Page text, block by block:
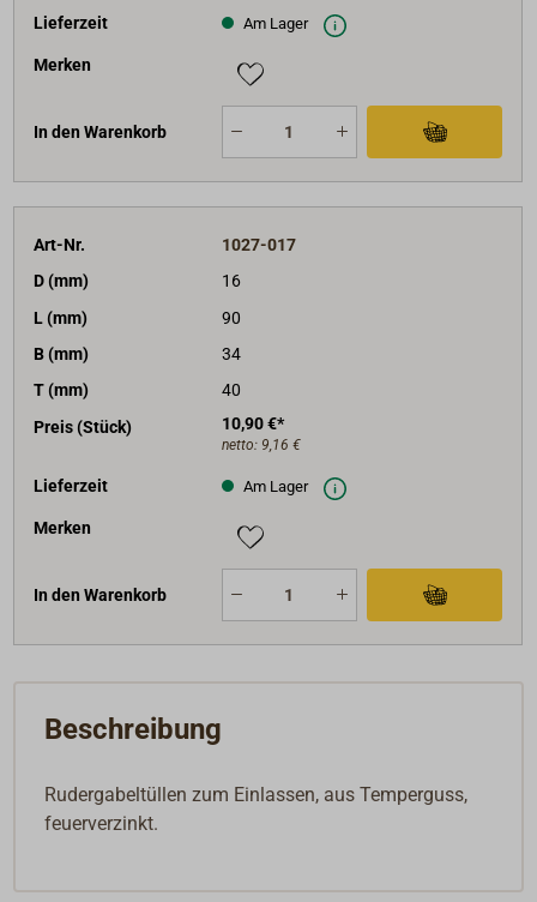
Lieferzeit Am Lager
Merken
In den Warenkorb
Art-Nr.
1027-017
D (mm)
16
L (mm)
90
B (mm)
34
T (mm)
40
Preis (Stück)
10,90 €*
netto: 9,16 €
Lieferzeit Am Lager
Merken
In den Warenkorb
Beschreibung
Rudergabeltüllen zum Einlassen, aus Temperguss,
feuerverzinkt.